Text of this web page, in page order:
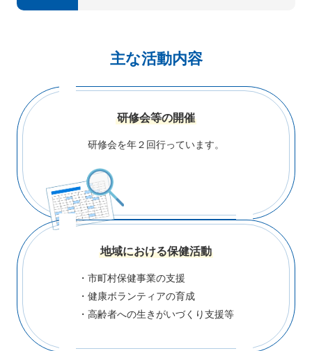
主な活動内容
研修会等の開催
研修会を年２回行っています。
地域における保健活動
・市町村保健事業の支援
・健康ボランティアの育成
・高齢者への生きがいづくり支援等